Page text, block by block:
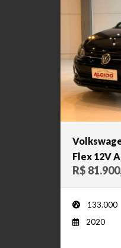
Flex 12V
R$
133.000
2020